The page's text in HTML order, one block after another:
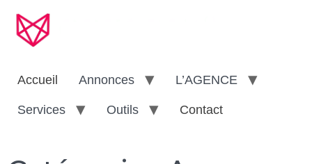
Accueil Annonces L’AGENCE
Services Outils Contact